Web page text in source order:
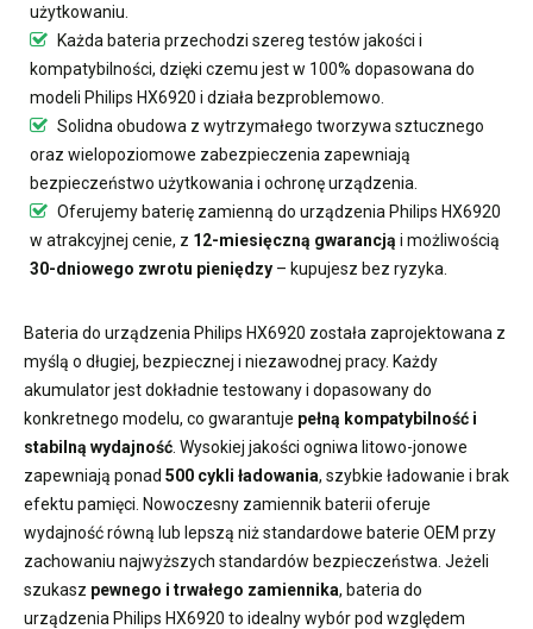
użytkowaniu.
Każda bateria przechodzi szereg testów jakości i
kompatybilności, dzięki czemu jest w 100% dopasowana do
modeli Philips HX6920 i działa bezproblemowo.
Solidna obudowa z wytrzymałego tworzywa sztucznego
oraz wielopoziomowe zabezpieczenia zapewniają
bezpieczeństwo użytkowania i ochronę urządzenia.
Oferujemybaterię zamienną do urządzenia Philips HX6920
w atrakcyjnej cenie, z 12-miesięczną gwarancją i możliwością
30-dniowego zwrotu pieniędzy – kupujesz bez ryzyka.
Bateria do urządzenia Philips HX6920 została zaprojektowana z
myślą o długiej, bezpiecznej i niezawodnej pracy. Każdy
akumulator jest dokładnie testowany i dopasowany do
konkretnego modelu, co gwarantuje pełną kompatybilność i
stabilną wydajność . Wysokiej jakości ogniwa litowo-jonowe
zapewniają ponad 500 cykli ładowania, szybkie ładowanie i brak
efektu pamięci. Nowoczesny zamiennik baterii oferuje
wydajność równą lub lepszą niż standardowe baterie OEM przy
zachowaniu najwyższych standardów bezpieczeństwa. Jeżeli
szukasz pewnego i trwałego zamiennika, bateria do
urządzenia Philips HX6920 to idealny wybór pod względem